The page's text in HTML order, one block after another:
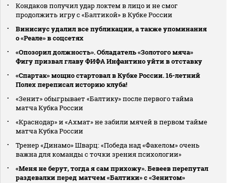
Кондаков получил удар локтем в лицо и не смог
продолжить игру с «Балтикой» в Кубке России
Винисиус удалил все публикации, а также упоминания
о «Реале» в соцсетях
«Опозорил должность». Обладатель «Золотого мяча»
Фигу призвал главу ФИФА Инфантино уйти в отставку
«Спартак» мощно стартовал в Кубке России. 16-летний
Полех переписал историю клуба!
«Зенит» обыгрывает «Балтику» после первого тайма
матча Кубка России
«Краснодар» и «Ахмат» не забили мячей в первом тайме
матча Кубка России
Тренер «Динамо» Шварц: «Победа над «Факелом» очень
важна для команды с точки зрения психологии»
«Меня не берут, тогда я сам прихожу». Бевеев перепутал
раздевалки перед матчем «Балтики» с «Зенитом»